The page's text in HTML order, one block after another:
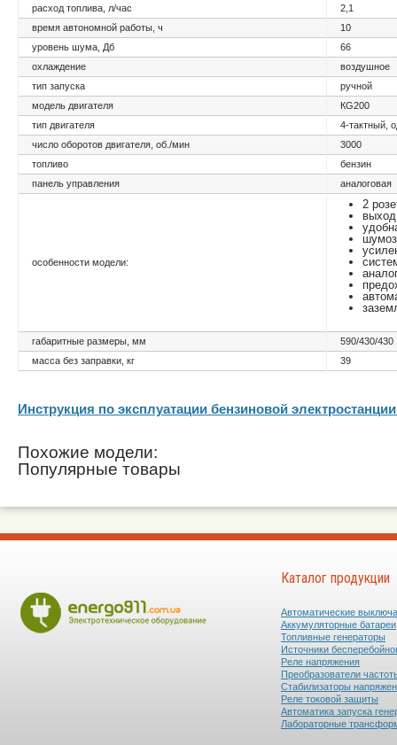
расход топлива, л/час
2,1
время автономной работы, ч
10
уровень шума, Дб
66
охлаждение
воздушное
тип запуска
ручной
модель двигателя
КG200
тип двигателя
4-тактный,
число оборотов двигателя, об./мин
3000
топливо
бензин
панель управления
аналоговая
особенности модели:
2
габаритные размеры, мм
590/430/430
масса без заправки, кг
39
Инструкция по эксплуатации бензиновой
Похожие модели:
Популярные товары
Каталог продукции
Автоматические
Аккумуляторные батареи
Топливные генераторы
Источники
Реле напряжения
Преобразователи
Стабилизаторы
Реле токовой защиты
Автоматика запуска
Лабораторные